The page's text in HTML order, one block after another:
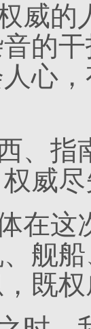
威的
的
心
、指
威
在这
舰
既